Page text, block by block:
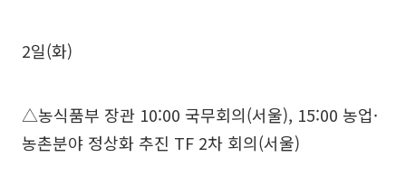
2일(화)
△농식품부 장관 10:00 국무회의(서울), 15:00 농업·
농촌분야 정상화 추진 TF 2차 회의(서울)